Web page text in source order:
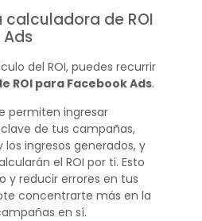
de ROI
del ROI, puedes recurrir
ROI para Facebook Ads.
permiten ingresar
de tus campañas,
ingresos generados, y
el ROI por ti. Esto
y reducir errores en tus
concentrarte más en la
en sí.